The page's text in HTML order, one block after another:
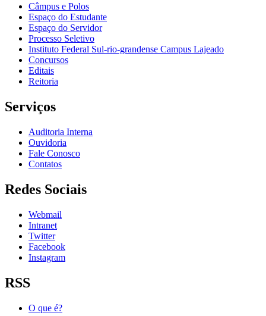
Câmpus e Polos
Espaço do Estudante
Espaço do Servidor
Processo Seletivo
Instituto Federal Sul-rio-grandense Campus Lajeado
Concursos
Editais
Reitoria
Serviços
Auditoria Interna
Ouvidoria
Fale Conosco
Contatos
Redes Sociais
Webmail
Intranet
Twitter
Facebook
Instagram
RSS
O que é?